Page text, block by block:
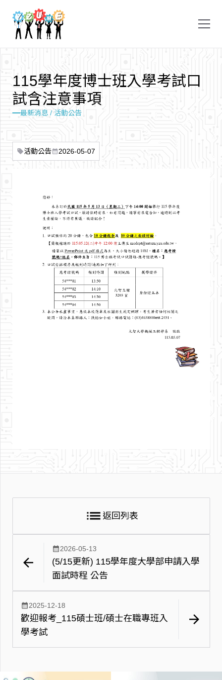
最新消息 / 活動公告
115學年度博士班入學考試口
試含注意事項
sell活動公告calendar_month 2026-05-07
arrow_back
calendar_month2026-05-13
(5/15更新) 115學年度大學部申請入學
面試時程 公告
list 返回列表
arrow_forward
calendar_month2025-12-18
歡迎報考_115碩士班/碩士在職專班入
學考試